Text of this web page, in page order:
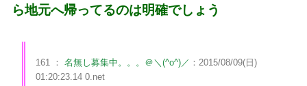
ら地元へ帰ってるのは明確でしょう
161 ： 名無し募集中。。。＠＼(^o^)／ ：2015/08/09(日)
01:20:23.14 0.net